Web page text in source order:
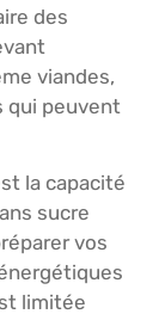
des
viandes,
qui peuvent
la capacité
sucre
vos
limitée